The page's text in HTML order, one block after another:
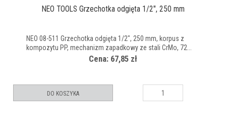
NEO TOOLS Grzechotka odgięta 1/2", 250 mm
NEO 08-511 Grzechotka odgięta 1/2", 250 mm, korpus z
kompozytu PP, mechanizm zapadkowy ze stali CrMo, 72...
Cena: 67,85 zł
DO KOSZYKA